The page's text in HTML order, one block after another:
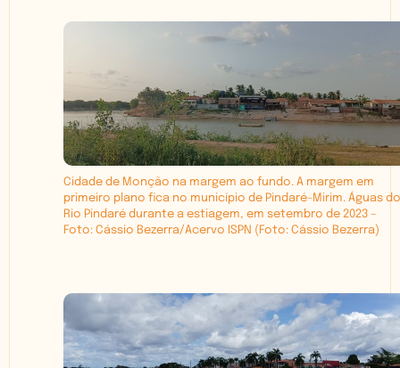
Cidade de Monção na margem ao fundo. A margem em
primeiro plano fica no município de Pindaré-Mirim. Águas do
Rio Pindaré durante a estiagem, em setembro de 2023 –
Foto: Cássio Bezerra/Acervo ISPN (Foto: Cássio Bezerra)